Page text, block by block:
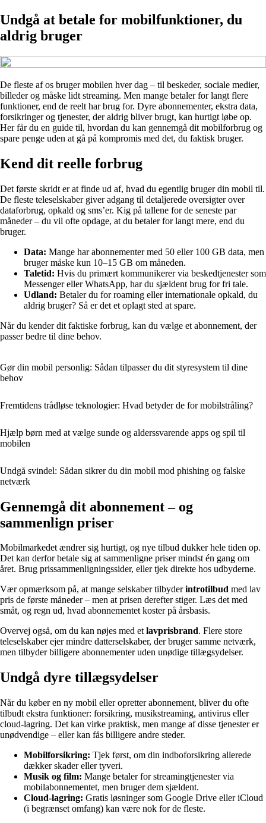
Undgå at betale for mobilfunktioner, du
aldrig bruger
De fleste af os bruger mobilen hver dag – til beskeder, sociale medier,
billeder og måske lidt streaming. Men mange betaler for langt flere
funktioner, end de reelt har brug for. Dyre abonnementer, ekstra data,
forsikringer og tjenester, der aldrig bliver brugt, kan hurtigt løbe op.
Her får du en guide til, hvordan du kan gennemgå dit mobilforbrug og
spare penge uden at gå på kompromis med det, du faktisk bruger.
Kend dit reelle forbrug
Det første skridt er at finde ud af, hvad du egentlig bruger din mobil til.
De fleste teleselskaber giver adgang til detaljerede oversigter over
dataforbrug, opkald og sms’er. Kig på tallene for de seneste par
måneder – du vil ofte opdage, at du betaler for langt mere, end du
bruger.
Data: Mange har abonnementer med 50 eller 100 GB data, men
bruger måske kun 10–15 GB om måneden.
Taletid: Hvis du primært kommunikerer via beskedtjenester som
Messenger eller WhatsApp, har du sjældent brug for fri tale.
Udland: Betaler du for roaming eller internationale opkald, du
aldrig bruger? Så er det et oplagt sted at spare.
Når du kender dit faktiske forbrug, kan du vælge et abonnement, der
passer bedre til dine behov.
Gør din mobil personlig: Sådan tilpasser du dit styresystem til dine
behov
Fremtidens trådløse teknologier: Hvad betyder de for mobilstråling?
Hjælp børn med at vælge sunde og alderssvarende apps og spil til
mobilen
Undgå svindel: Sådan sikrer du din mobil mod phishing og falske
netværk
Gennemgå dit abonnement – og
sammenlign priser
Mobilmarkedet ændrer sig hurtigt, og nye tilbud dukker hele tiden op.
Det kan derfor betale sig at sammenligne priser mindst én gang om
året. Brug prissammenligningssider, eller tjek direkte hos udbyderne.
Vær opmærksom på, at mange selskaber tilbyderintrotilbud med lav
pris de første måneder – men at prisen derefter stiger. Læs det med
småt, og regn ud, hvad abonnementet koster på årsbasis.
Overvej også, om du kan nøjes med etlavprisbrand. Flere store
teleselskaber ejer mindre datterselskaber, der bruger samme netværk,
men tilbyder billigere abonnementer uden unødige tillægsydelser.
Undgå dyre tillægsydelser
Når du køber en ny mobil eller opretter abonnement, bliver du ofte
tilbudt ekstra funktioner: forsikring, musikstreaming, antivirus eller
cloud-lagring. Det kan virke praktisk, men mange af disse tjenester er
unødvendige – eller kan fås billigere andre steder.
Mobilforsikring: Tjek først, om din indboforsikring allerede
dækker skader eller tyveri.
Musik og film: Mange betaler for streamingtjenester via
mobilabonnementet, men bruger dem sjældent.
Cloud-lagring: Gratis løsninger som Google Drive eller iCloud
(i begrænset omfang) kan være nok for de fleste.